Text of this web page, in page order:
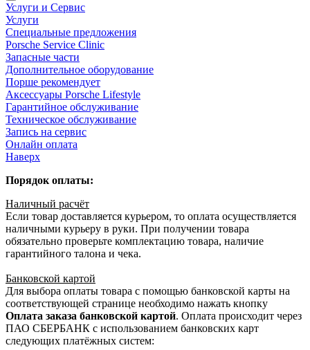
Услуги и Сервис
Услуги
Специальные предложения
Porsche Service Clinic
Запасные части
Дополнительное оборудование
Порше рекомендует
Аксессуары Porsche Lifestyle
Гарантийное обслуживание
Техническое обслуживание
Запись на сервис
Онлайн оплата
Наверх
Порядок оплаты:
Наличный расчёт
Если товар доставляется курьером, то оплата осуществляется
наличными курьеру в руки. При получении товара
обязательно проверьте комплектацию товара, наличие
гарантийного талона и чека.
Банковской картой
Для выбора оплаты товара с помощью банковской карты на
соответствующей странице необходимо нажать кнопку
Оплата заказа банковской картой. Оплата происходит через
ПАО СБЕРБАНК с использованием банковских карт
следующих платёжных систем: